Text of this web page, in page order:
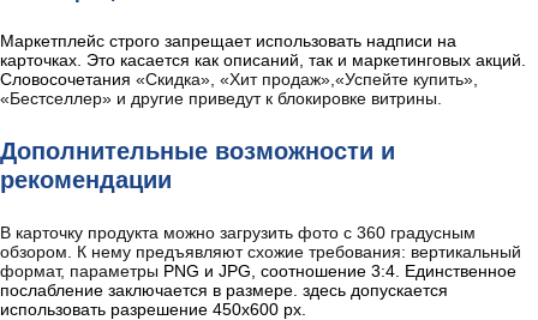
Маркетплейс строго запрещает использовать надписи на
карточках. Это касается как описаний, так и маркетинговых акций.
Словосочетания «Скидка», «Хит продаж»,«Успейте купить»,
«Бестселлер» и другие приведут к блокировке витрины.
Дополнительные возможности и
рекомендации
В карточку продукта можно загрузить фото с 360 градусным
обзором. К нему предъявляют схожие требования: вертикальный
формат, параметры PNG и JPG, соотношение 3:4. Единственное
послабление заключается в размере. здесь допускается
использовать разрешение 450х600 px.